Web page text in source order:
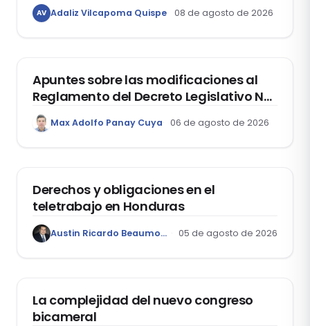
estudiantes?
AV Adaliz Vilcapoma Quispe 08 de agosto de 2026
Apuntes sobre las modificaciones al
Reglamento del Decreto Legislativo Nº
1400, que aprueba el Régimen de
Garantía Mobiliaria
Max Adolfo Panay Cuya 06 de agosto de 2026
Derechos y obligaciones en el
teletrabajo en Honduras
Austin Ricardo Beaumont Rivera 05 de agosto de 2026
La complejidad del nuevo congreso
bicameral